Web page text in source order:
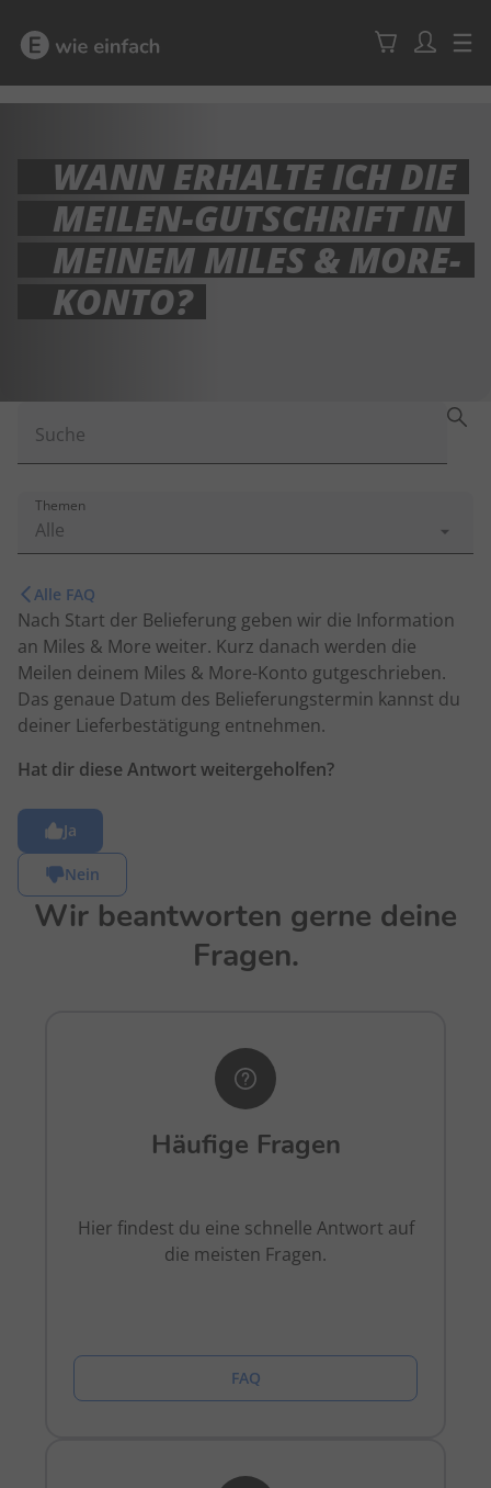
WANN ERHALTE ICH DIE
MEILEN-GUTSCHRIFT IN
MEINEM MILES & MORE-
KONTO?
Suche
Alle
Themen
Alle FAQ
Nach Start der Belieferung geben wir die Information
an Miles & More weiter. Kurz danach werden die
Meilen deinem Miles & More-Konto gutgeschrieben.
Das genaue Datum des Belieferungstermin kannst du
deiner Lieferbestätigung entnehmen.
Hat dir diese Antwort weitergeholfen?
Ja
Nein
Wir beantworten gerne deine
Fragen.
Häufige Fragen
Hier findest du eine schnelle Antwort auf
die meisten Fragen.
FAQ